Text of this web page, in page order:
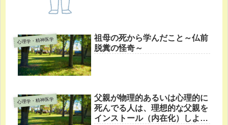
心理学・精神医学
祖母の死から学んだこと～仏前
脱糞の怪奇～
心理学・精神医学
父親が物理的あるいは心理的に
死んでる人は、理想的な父親を
インストール（内在化）しよう